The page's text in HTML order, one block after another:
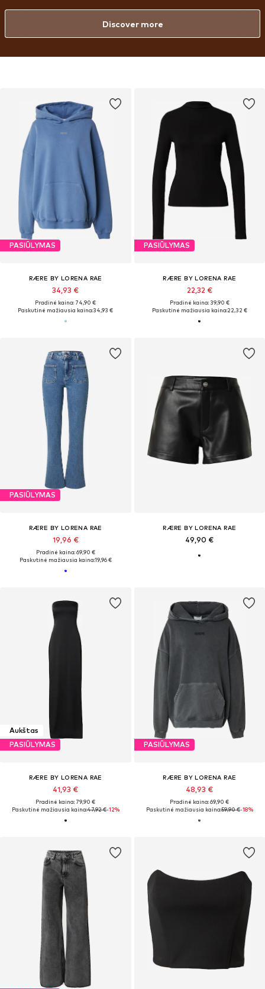
PASIŪLYMAS
RÆRE BY LORENA RAE
34,93 €
Pradinė kaina: 74,90 €
Paskutinė mažiausia kaina:34,93 €
PASIŪLYMAS
RÆRE BY LORENA RAE
22,32 €
Pradinė kaina: 39,90 €
Paskutinė mažiausia kaina:22,32 €
Lorena nutzt ihr Mode-Know-how und besonderes Auge fürs Detail, um
dir die perfekte Passform zu bieten. Die Pieces sind sorgfältig
Discover more
PASIŪLYMAS
RÆRE BY LORENA RAE
19,96 €
Pradinė kaina: 69,90 €
Paskutinė mažiausia kaina:19,96 €
RÆRE BY LORENA RAE
49,90 €
Aukštas
PASIŪLYMAS
RÆRE BY LORENA RAE
41,93 €
Pradinė kaina: 79,90 €
Paskutinė mažiausia kaina:47,92 €-12%
PASIŪLYMAS
RÆRE BY LORENA RAE
48,93 €
Pradinė kaina: 69,90 €
Paskutinė mažiausia kaina:59,90 €-18%